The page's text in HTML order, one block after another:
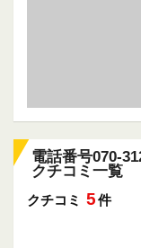
電話番号070-
クチコミ一覧
クチコミ 5件